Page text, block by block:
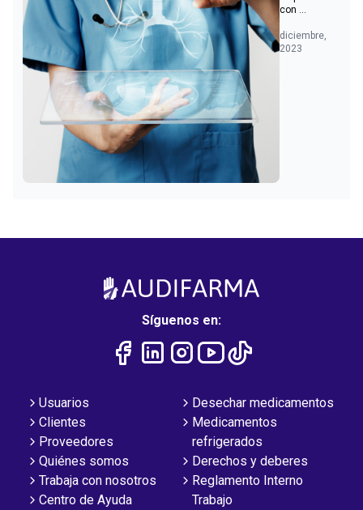
con ...
diciembre,
2023
Síguenos en:
Usuarios
Clientes
Proveedores
Quiénes somos
Trabaja con nosotros
Centro de Ayuda
Desechar medicamentos
Medicamentos
refrigerados
Derechos y deberes
Reglamento Interno
Trabajo